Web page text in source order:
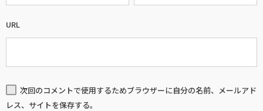
URL
次回のコメントで使用するためブラウザーに自分の名前、メールアド
レス、サイトを保存する。